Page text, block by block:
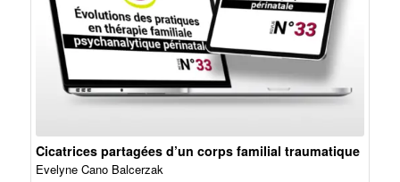
Cicatrices partagées d’un corps familial traumatique
Evelyne Cano Balcerzak